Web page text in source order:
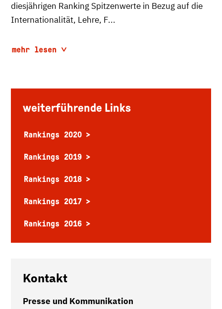
diesjährigen Ranking Spitzenwerte in Bezug auf die
Internationalität, Lehre, F...
mehr lesen
weiterführende Links
Rankings 2020
Rankings 2019
Rankings 2018
Rankings 2017
Rankings 2016
Kontakt
Presse und Kommunikation